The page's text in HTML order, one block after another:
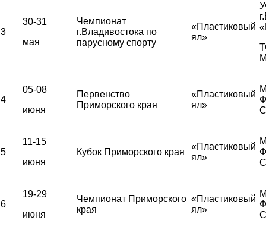
3
30-31
мая
Чемпионат
г.Владивостока по
парусному спорту
«Пластиковый
ял»
4
05-08
июня
Первенство
Приморского края
«Пластиковый
ял»
5
11-15
июня
Кубок Приморского края
«Пластиковый
ял»
6
19-29
июня
Чемпионат Приморского
края
«Пластиковый
ял»